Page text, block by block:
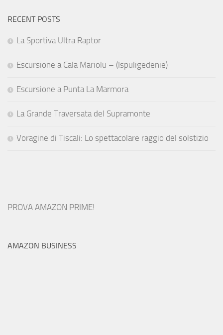
RECENT POSTS
La Sportiva Ultra Raptor
Escursione a Cala Mariolu – (Ispuligedenie)
Escursione a Punta La Marmora
La Grande Traversata del Supramonte
Voragine di Tiscali: Lo spettacolare raggio del solstizio
PROVA AMAZON PRIME!
AMAZON BUSINESS